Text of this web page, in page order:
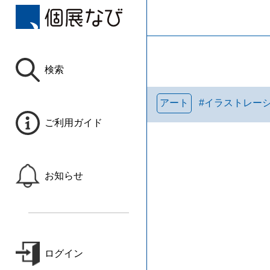
検索
ご利用ガイド
お知らせ
ログイン
アート #イラストレー